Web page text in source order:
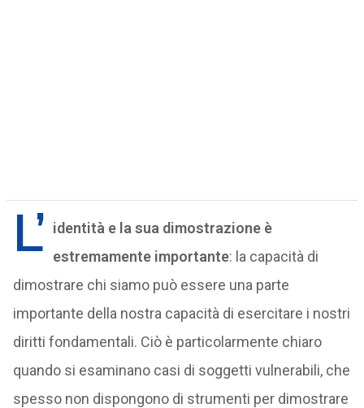
L’ identità e la sua dimostrazione è
estremamente importante: la capacità di
dimostrare chi siamo può essere una parte
importante della nostra capacità di esercitare i nostri
diritti fondamentali. Ciò è particolarmente chiaro
quando si esaminano casi di soggetti vulnerabili, che
spesso non dispongono di strumenti per dimostrare